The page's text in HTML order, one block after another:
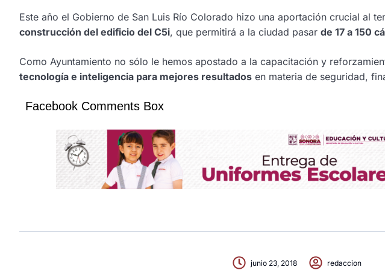
Este año el Gobierno de San Luis Río Colorado hizo una aportación crucial al
construcción del edificio del C5i, que permitirá a la ciudad pasar de 17 a 150
Como Ayuntamiento no sólo le hemos apostado a la capacitación y
tecnología e inteligencia para mejores resultados en materia de seguridad,
Facebook Comments Box
junio 23, 2018 redaccion